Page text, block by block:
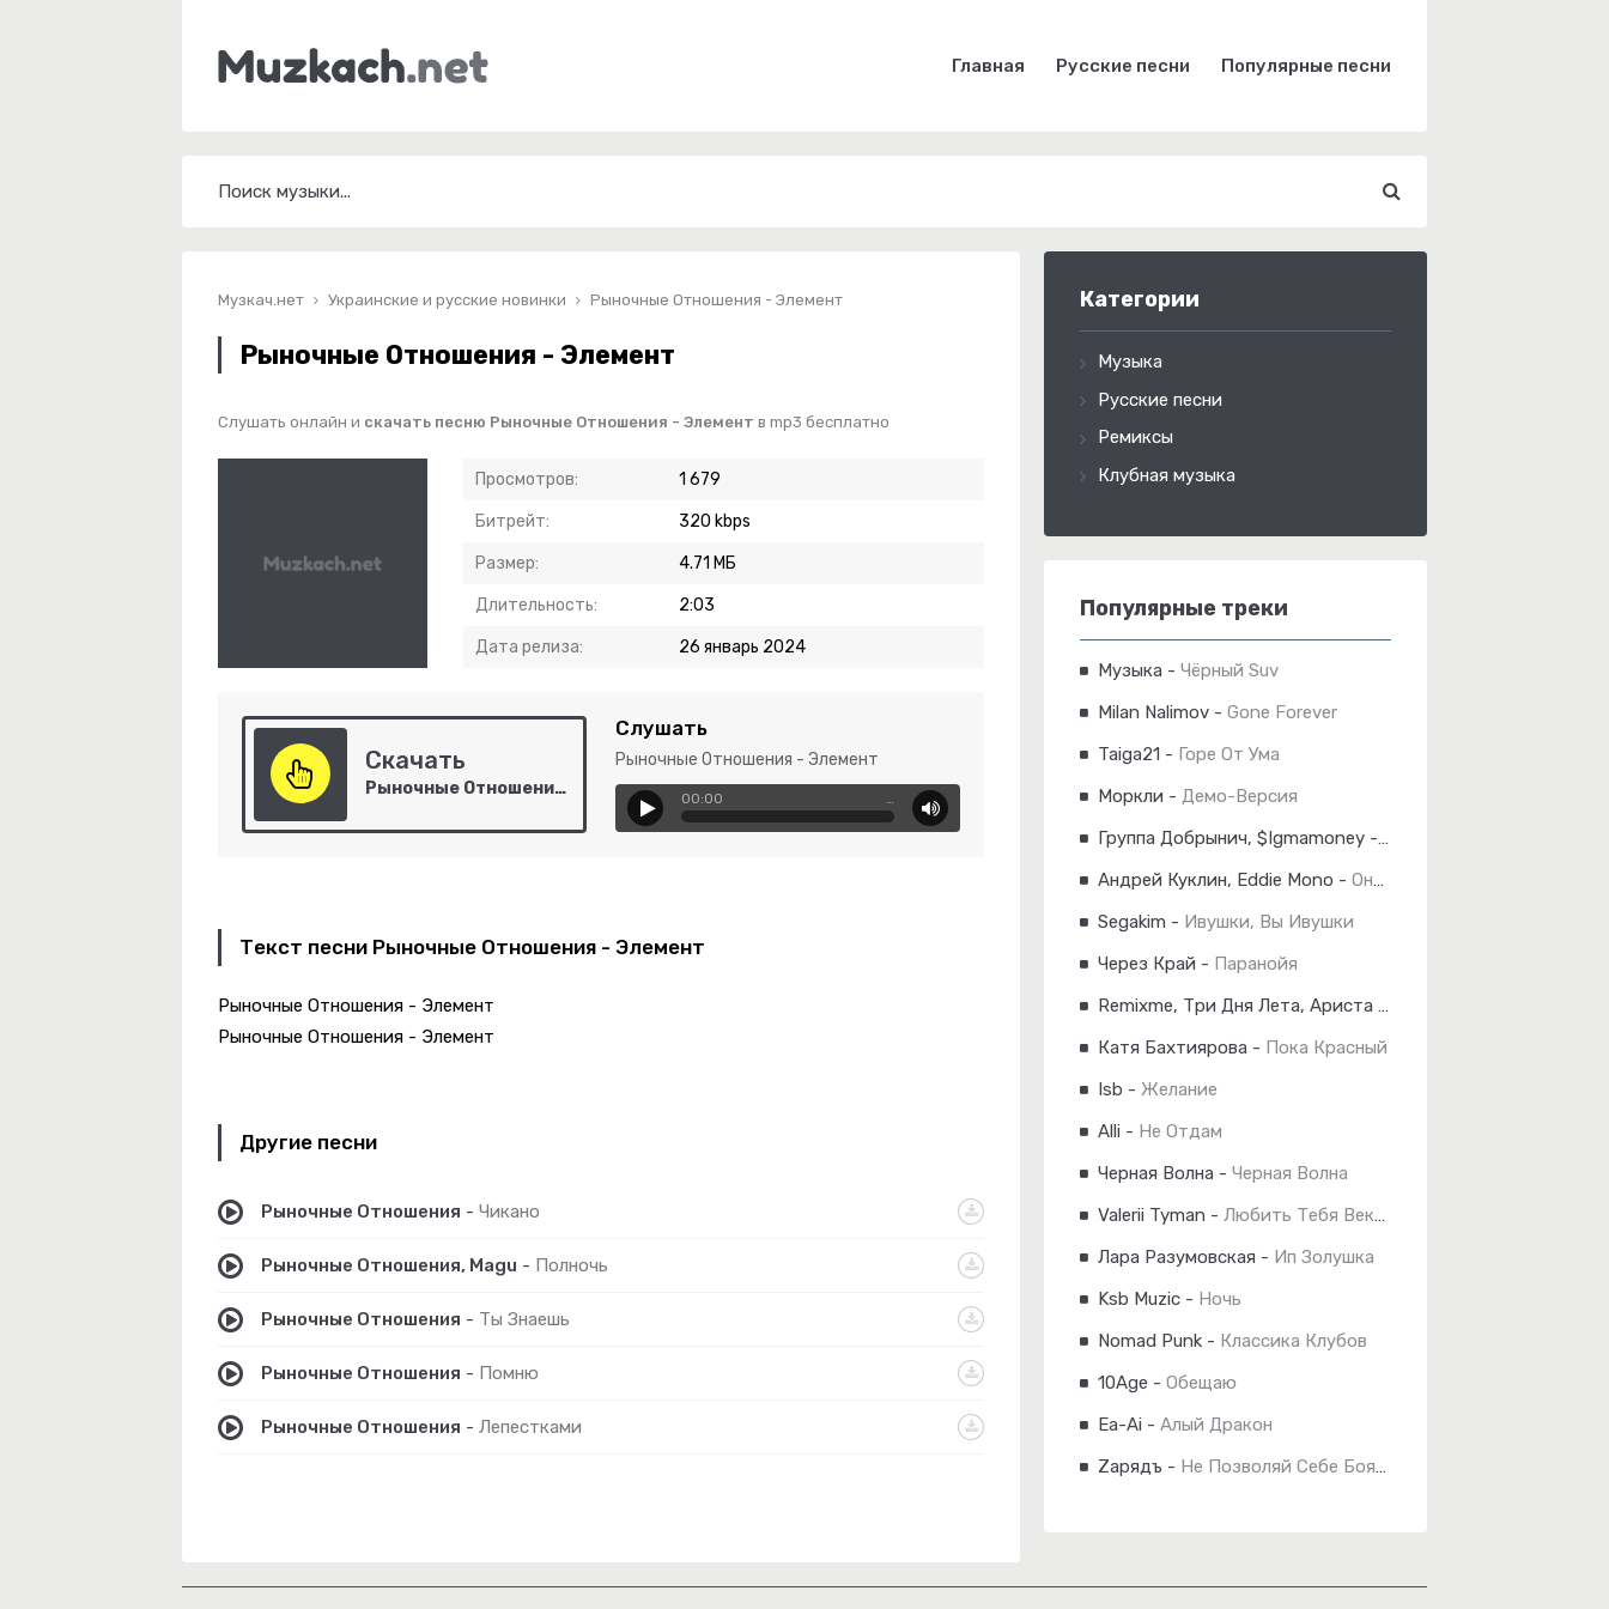
Главная Русские песни Популярные песни
Музкач.нет Украинские и русские новинки Рыночные Отношения - Элемент
Рыночные Отношения - Элемент
Слушать онлайн и скачать песню Рыночные Отношения - Элемент в mp3 бесплатно
Просмотров: 1 679
Битрейт: 320 kbps
Размер: 4.71 МБ
Длительность: 2:03
Дата релиза: 26 январь 2024
Скачать
Рыночные Отношения - Элемент
Слушать
Рыночные Отношения - Элемент
00:00 …
Текст песни Рыночные Отношения - Элемент
Рыночные Отношения - Элемент
Рыночные Отношения - Элемент
Другие песни
Рыночные Отношения - Чикано
Рыночные Отношения, Magu - Полночь
Рыночные Отношения - Ты Знаешь
Рыночные Отношения - Помню
Рыночные Отношения - Лепестками
Категории
Музыка
Русские песни
Ремиксы
Клубная музыка
Популярные треки
Музыка - Чёрный Suv
Milan Nalimov - Gone Forever
Taiga21 - Горе От Ума
Моркли - Демо-Версия
Группа Добрынич, $Igmamoney - Деньги, Господа!
Андрей Куклин, Eddie Mono - Она Хочет Быть Одна
Segakim - Ивушки, Вы Ивушки
Через Край - Паранойя
Remixme, Три Дня Лета, Ариста
Катя Бахтиярова - Пока Красный
Isb - Желание
Alli - Не Отдам
Черная Волна - Черная Волна
Valerii Tyman - Любить Тебя Веками
Лара Разумовская - Ип Золушка
Ksb Muzic - Ночь
Nomad Punk - Классика Клубов
10Age - Обещаю
Ea-Ai - Алый Дракон
Zарядъ - Не Позволяй Себе Бояться...
Небо Укажи Мне Путь